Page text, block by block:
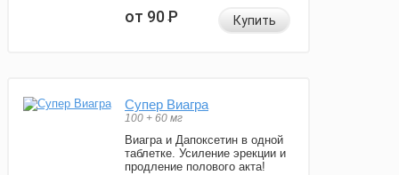
от 90Р Купить
Супер Виагра
100 + 60 мг
Виагра и Дапоксетин в одной
таблетке. Усиление эрекции и
продление полового акта!